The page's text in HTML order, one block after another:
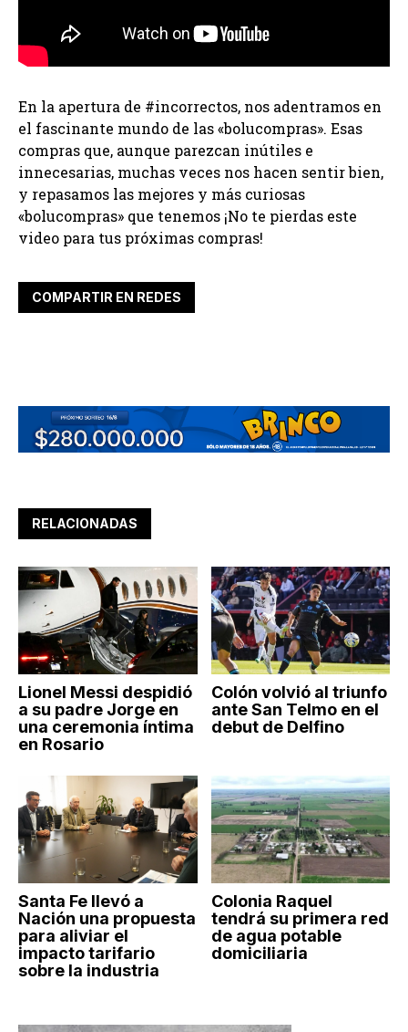
En la apertura de #incorrectos, nos adentramos en
el fascinante mundo de las «bolucompras». Esas
compras que, aunque parezcan inútiles e
innecesarias, muchas veces nos hacen sentir bien,
y repasamos las mejores y más curiosas
«bolucompras» que tenemos ¡No te pierdas este
video para tus próximas compras!
COMPARTIR EN REDES
RELACIONADAS
Lionel Messi despidió
a su padre Jorge en
una ceremonia íntima
en Rosario
Colón volvió al triunfo
ante San Telmo en el
debut de Delfino
Santa Fe llevó a
Nación una propuesta
para aliviar el
impacto tarifario
sobre la industria
Colonia Raquel
tendrá su primera red
de agua potable
domiciliaria